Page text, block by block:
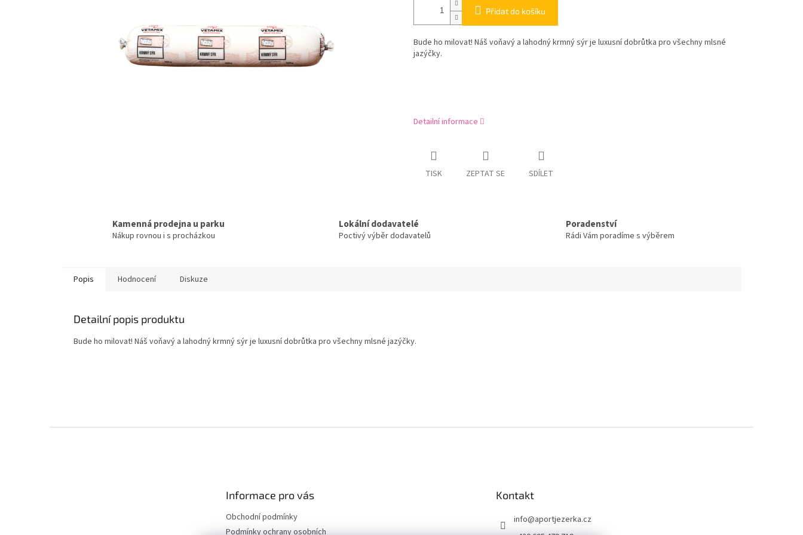
Přidat do košíku
Bude ho milovat! Náš voňavý a lahodný krmný sýr je luxusní dobrůtka pro všechny mlsné
jazýčky.
Detailní informace
TISK ZEPTAT SE SDÍLET
Kamenná prodejna u parku
Nákup rovnou i s procházkou
Lokální dodavatelé
Poctivý výběr dodavatelů
Poradenství
Rádi Vám poradíme s výběrem
Popis Hodnocení Diskuze
Detailní popis produktu
Bude ho milovat! Náš voňavý a lahodný krmný sýr je luxusní dobrůtka pro všechny mlsné jazýčky.
Informace pro vás
Obchodní podmínky
Podmínky ochrany osobních
Kontakt
info@aportjezerka.cz